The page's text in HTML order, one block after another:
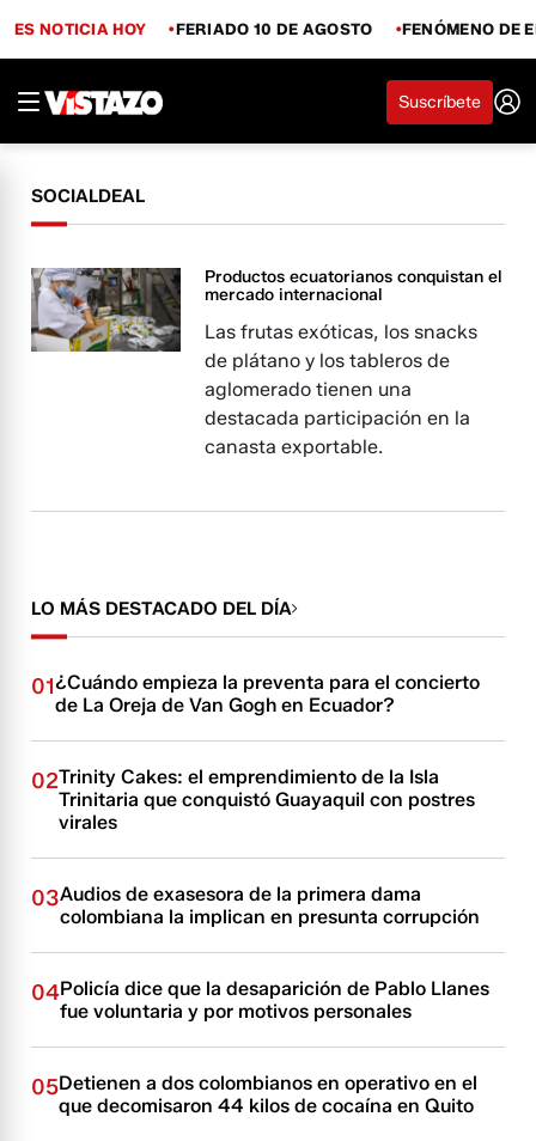
ES NOTICIA HOY FERIADO 10 DE AGOSTO FENÓMENO DE
Suscríbete
SOCIALDEAL
Productos ecuatorianos conquistan el
mercado internacional
Las frutas exóticas, los snacks
de plátano y los tableros de
aglomerado tienen una
destacada participación en la
canasta exportable.
LO MÁS DESTACADO DEL DÍA
01¿Cuándo empieza la preventa para el concierto
de La Oreja de Van Gogh en Ecuador?
02Trinity Cakes: el emprendimiento de la Isla
Trinitaria que conquistó Guayaquil con postres
virales
03Audios de exasesora de la primera dama
colombiana la implican en presunta corrupción
04Policía dice que la desaparición de Pablo Llanes
fue voluntaria y por motivos personales
05Detienen a dos colombianos en operativo en el
que decomisaron 44 kilos de cocaína en Quito